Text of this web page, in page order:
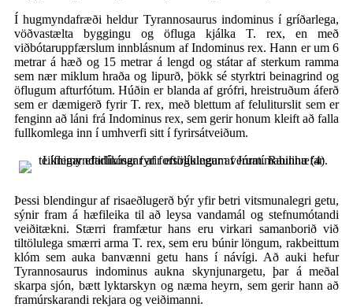
Í hugmyndafræði heldur Tyrannosaurus indominus í gríðarlega,
vöðvastælta byggingu og öfluga kjálka T. rex, en með
viðbótaruppfærslum innblásnum af Indominus rex. Hann er um 6
metrar á hæð og 15 metrar á lengd og státar af sterkum ramma
sem nær miklum hraða og lipurð, þökk sé styrktri beinagrind og
öflugum afturfótum. Húðin er blanda af grófri, hreistruðum áferð
sem er dæmigerð fyrir T. rex, með blettum af feluliturslit sem er
fenginn að láni frá Indominus rex, sem gerir honum kleift að falla
fullkomlega inn í umhverfi sitt í fyrirsátveiðum.
Þessi blendingur af risaeðlugerð býr yfir betri vitsmunalegri getu,
sýnir fram á hæfileika til að leysa vandamál og stefnumótandi
veiðitækni. Stærri framfætur hans eru virkari samanborið við
tiltölulega smærri arma T. rex, sem eru búnir löngum, rakbeittum
klóm sem auka banvænni getu hans í návígi. Að auki hefur
Tyrannosaurus indominus aukna skynjunargetu, þar á meðal
skarpa sjón, bætt lyktarskyn og næma heyrn, sem gerir hann að
framúrskarandi rekjara og veiðimanni.